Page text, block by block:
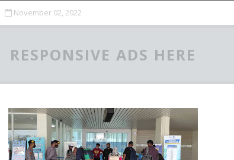
November 02, 2022
RESPONSIVE ADS HERE